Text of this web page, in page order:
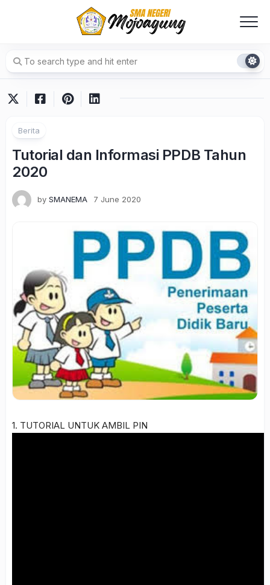
Berita
Tutorial dan Informasi PPDB Tahun
2020
by SMANEMA 7 June 2020
1. TUTORIAL UNTUK AMBIL PIN